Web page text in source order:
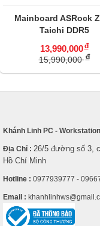
Mainboard ASRock
Taichi DDR5
13,990,000đ
15,990,000đ
Khánh Linh PC - Workstation
Địa Chỉ : 26/5 đường số 3,
Hồ Chí Minh
Hotline : 0977939777 -
Email :